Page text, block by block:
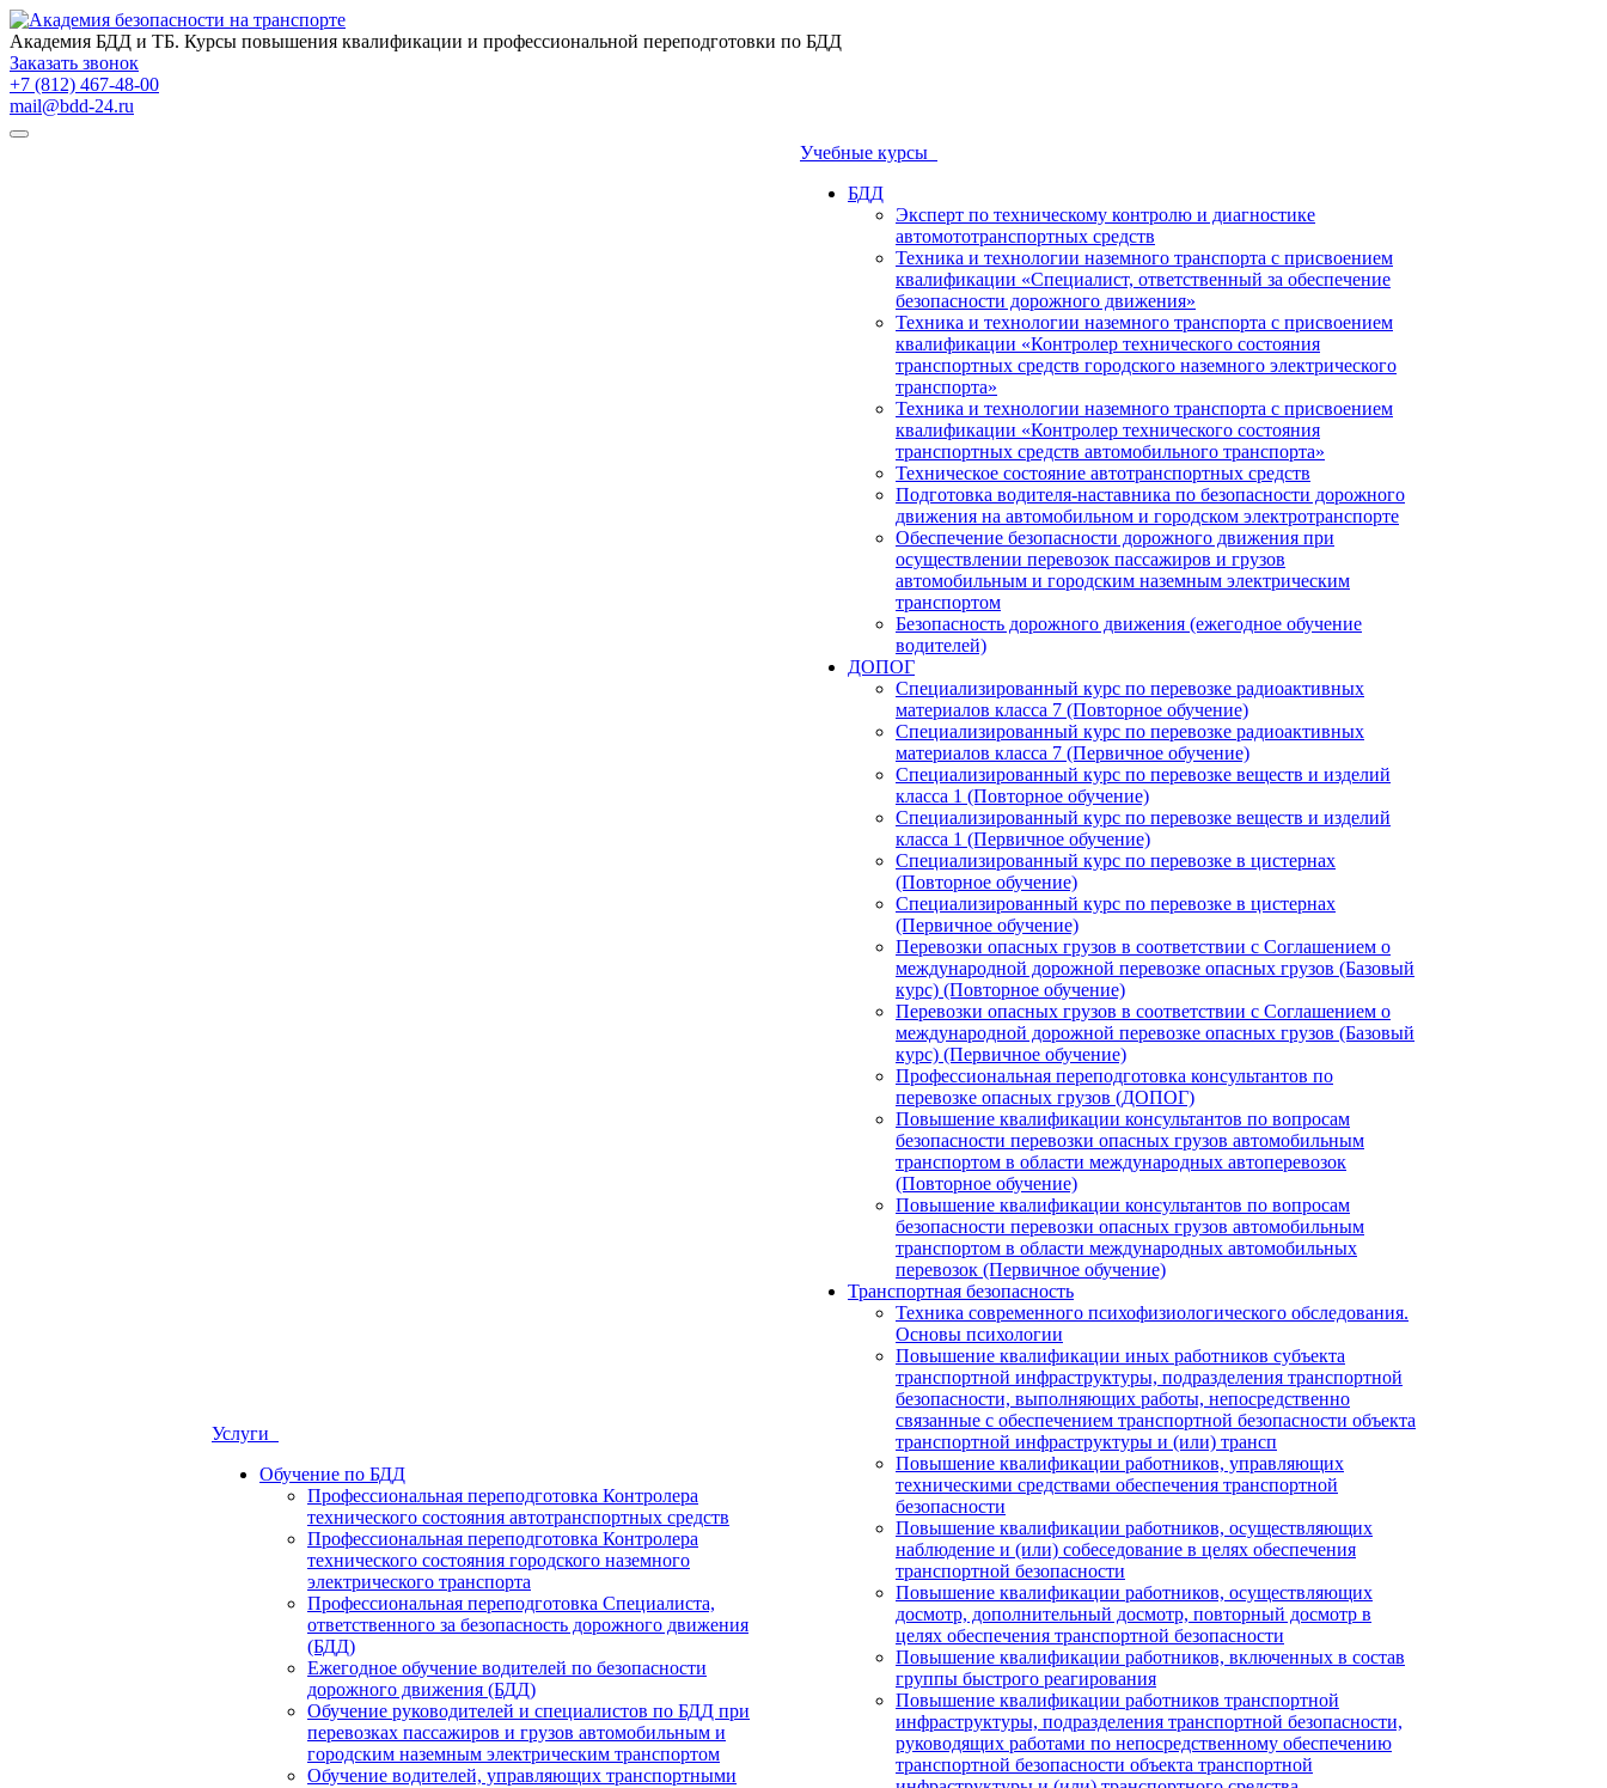
Академия БДД и ТБ. Курсы повышения квалификации и профессиональной переподготовки по БДД
Заказать звонок
+7 (812) 467-48-00
mail@bdd-24.ru
Услуги
Обучение по БДД
Профессиональная переподготовка Контролера
технического состояния автотранспортных средств
Профессиональная переподготовка Контролера
технического состояния городского наземного
электрического транспорта
Профессиональная переподготовка Специалиста,
ответственного за безопасность дорожного движения
(БДД)
Ежегодное обучение водителей по безопасности
дорожного движения (БДД)
Обучение руководителей и специалистов по БДД при
перевозках пассажиров и грузов автомобильным и
городским наземным электрическим транспортом
Обучение водителей, управляющих транспортными
Учебные курсы
БДД
Эксперт по техническому контролю и диагностике
автомототранспортных средств
Техника и технологии наземного транспорта с присвоением
квалификации «Специалист, ответственный за обеспечение
безопасности дорожного движения»
Техника и технологии наземного транспорта с присвоением
квалификации «Контролер технического состояния
транспортных средств городского наземного электрического
транспорта»
Техника и технологии наземного транспорта с присвоением
квалификации «Контролер технического состояния
транспортных средств автомобильного транспорта»
Техническое состояние автотранспортных средств
Подготовка водителя-наставника по безопасности дорожного
движения на автомобильном и городском электротранспорте
Обеспечение безопасности дорожного движения при
осуществлении перевозок пассажиров и грузов
автомобильным и городским наземным электрическим
транспортом
Безопасность дорожного движения (ежегодное обучение
водителей)
ДОПОГ
Специализированный курс по перевозке радиоактивных
материалов класса 7 (Повторное обучение)
Специализированный курс по перевозке радиоактивных
материалов класса 7 (Первичное обучение)
Специализированный курс по перевозке веществ и изделий
класса 1 (Повторное обучение)
Специализированный курс по перевозке веществ и изделий
класса 1 (Первичное обучение)
Специализированный курс по перевозке в цистернах
(Повторное обучение)
Специализированный курс по перевозке в цистернах
(Первичное обучение)
Перевозки опасных грузов в соответствии с Соглашением о
международной дорожной перевозке опасных грузов (Базовый
курс) (Повторное обучение)
Перевозки опасных грузов в соответствии с Соглашением о
международной дорожной перевозке опасных грузов (Базовый
курс) (Первичное обучение)
Профессиональная переподготовка консультантов по
перевозке опасных грузов (ДОПОГ)
Повышение квалификации консультантов по вопросам
безопасности перевозки опасных грузов автомобильным
транспортом в области международных автоперевозок
(Повторное обучение)
Повышение квалификации консультантов по вопросам
безопасности перевозки опасных грузов автомобильным
транспортом в области международных автомобильных
перевозок (Первичное обучение)
Транспортная безопасность
Техника современного психофизиологического обследования.
Основы психологии
Повышение квалификации иных работников субъекта
транспортной инфраструктуры, подразделения транспортной
безопасности, выполняющих работы, непосредственно
связанные с обеспечением транспортной безопасности объекта
транспортной инфраструктуры и (или) трансп
Повышение квалификации работников, управляющих
техническими средствами обеспечения транспортной
безопасности
Повышение квалификации работников, осуществляющих
наблюдение и (или) собеседование в целях обеспечения
транспортной безопасности
Повышение квалификации работников, осуществляющих
досмотр, дополнительный досмотр, повторный досмотр в
целях обеспечения транспортной безопасности
Повышение квалификации работников, включенных в состав
группы быстрого реагирования
Повышение квалификации работников транспортной
инфраструктуры, подразделения транспортной безопасности,
руководящих работами по непосредственному обеспечению
транспортной безопасности объекта транспортной